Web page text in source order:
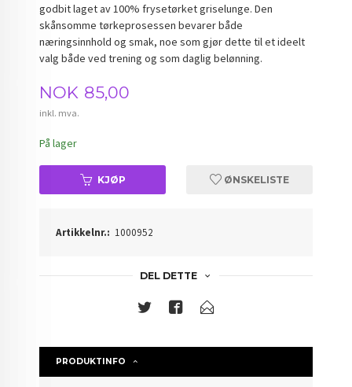
godbit laget av 100% frysetørket griselunge. Den
skånsomme tørkeprosessen bevarer både
næringsinnhold og smak, noe som gjør dette til et ideelt
valg både ved trening og som daglig belønning.
Pris
NOK 85,00
inkl. mva.
På lager
KJØP ØNSKELISTE
Artikkelnr.: 1000952
DEL DETTE
PRODUKTINFO